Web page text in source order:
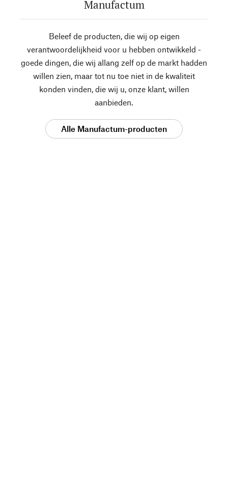
Manufactum
Beleef de producten, die wij op eigen
verantwoordelijkheid voor u hebben ontwikkeld -
goede dingen, die wij allang zelf op de markt hadden
willen zien, maar tot nu toe niet in de kwaliteit
konden vinden, die wij u, onze klant, willen
aanbieden.
Alle Manufactum-producten